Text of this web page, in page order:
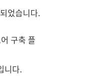
었습니다.
구축 플
니다.